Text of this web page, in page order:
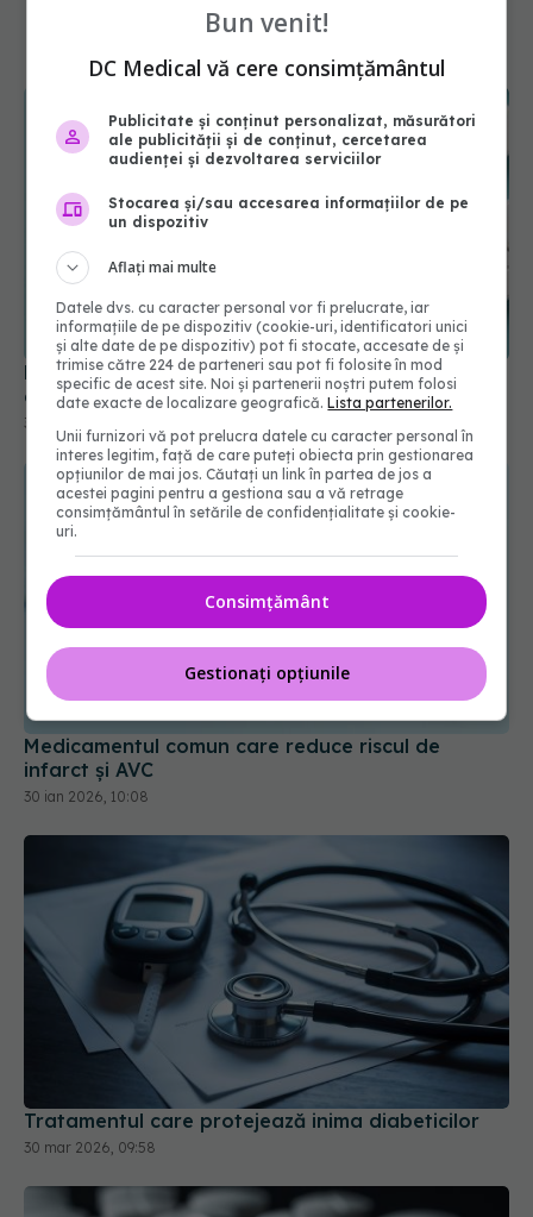
De ce aspirina nu funcționează în toate tipurile
de AVC
30 mai 2026, 12:13
Medicamentul comun care reduce riscul de
infarct și AVC
30 ian 2026, 10:08
Tratamentul care protejează inima diabeticilor
30 mar 2026, 09:58
Bun venit!
DC Medical vă cere consimțământul
Publicitate și conținut personalizat, măsurători
ale publicității și de conținut, cercetarea
audienței și dezvoltarea serviciilor
Stocarea și/sau accesarea informațiilor de pe
un dispozitiv
Aflați mai multe
Datele dvs. cu caracter personal vor fi prelucrate, iar
informațiile de pe dispozitiv (cookie-uri, identificatori unici
și alte date de pe dispozitiv) pot fi stocate, accesate de și
trimise către 224 de parteneri sau pot fi folosite în mod
specific de acest site. Noi și partenerii noștri putem folosi
date exacte de localizare geografică.Lista partenerilor.
Unii furnizori vă pot prelucra datele cu caracter personal în
interes legitim, față de care puteți obiecta prin gestionarea
opțiunilor de mai jos. Căutați un link în partea de jos a
acestei pagini pentru a gestiona sau a vă retrage
consimțământul în setările de confidențialitate și cookie-
uri.
Consimțământ
Gestionați opțiunile